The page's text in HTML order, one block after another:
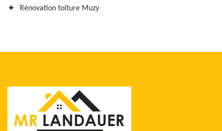
Rénovation toiture Muzy